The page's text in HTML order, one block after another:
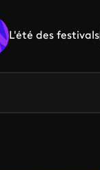
L'été des festivals